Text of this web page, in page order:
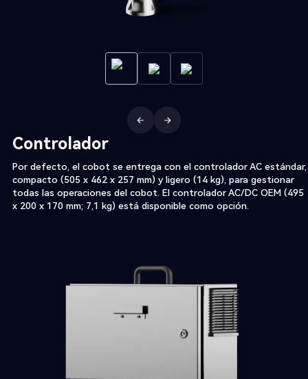
Controlador
Por defecto, el cobot se entrega con el controlador AC estándar,
compacto (505 x 462 x 257 mm) y ligero (14 kg), para gestionar
todas las operaciones del cobot. El controlador AC/DC OEM (495
x 200 x 170 mm; 7,1 kg) está disponible como opción.